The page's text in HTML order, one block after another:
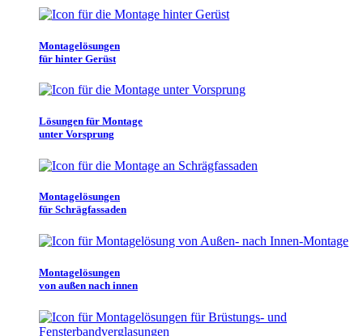
Montagelösungen
für hinter Gerüst
Lösungen für Montage
unter Vorsprung
Montagelösungen
für Schrägfassaden
Montagelösungen
von außen nach innen